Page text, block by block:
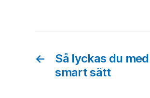
←
Så lyckas du
smart sätt